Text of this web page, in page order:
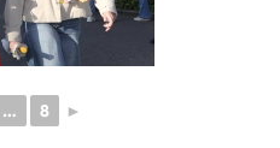
… 8 ►